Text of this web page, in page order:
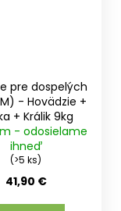
pre dospelých
- Hovädzie +
+ Králik 9kg
- odosielame
ihneď
(>5 ks)
41,90 €